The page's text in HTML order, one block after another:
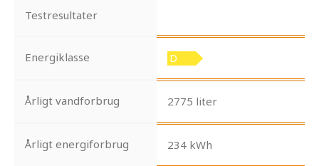
Testresultater
Energiklasse
Årligt vandforbrug 2775 liter
Årligt energiforbrug 234 kWh